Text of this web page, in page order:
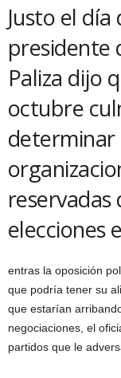
Justo el
presidente
Paliza dijo
octubre
determinar
reservadas
elecciones
entras la oposición
que podría tener su
que estarían
negociaciones, el
partidos que le